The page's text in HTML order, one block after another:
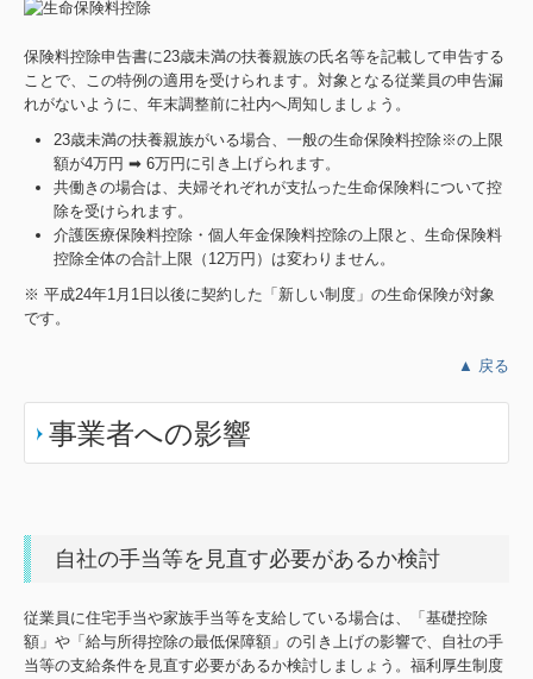
保険料控除申告書に23歳未満の扶養親族の氏名等を記載して申告する
ことで、この特例の適用を受けられます。対象となる従業員の申告漏
れがないように、年末調整前に社内へ周知しましょう。
23歳未満の扶養親族がいる場合、一般の生命保険料控除※の上限
額が4万円 ➡ 6万円に引き上げられます。
共働きの場合は、夫婦それぞれが支払った生命保険料について控
除を受けられます。
介護医療保険料控除・個人年金保険料控除の上限と、生命保険料
控除全体の合計上限（12万円）は変わりません。
※ 平成24年1月1日以後に契約した「新しい制度」の生命保険が対象
です。
▲ 戻る
事業者への影響
自社の手当等を見直す必要があるか検討
従業員に住宅手当や家族手当等を支給している場合は、「基礎控除
額」や「給与所得控除の最低保障額」の引き上げの影響で、自社の手
当等の支給条件を見直す必要があるか検討しましょう。福利厚生制度